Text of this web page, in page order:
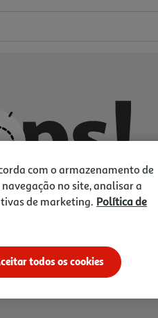
novo?
com o armazenamento de
no site, analisar a
de marketing. Política de
todos os cookies